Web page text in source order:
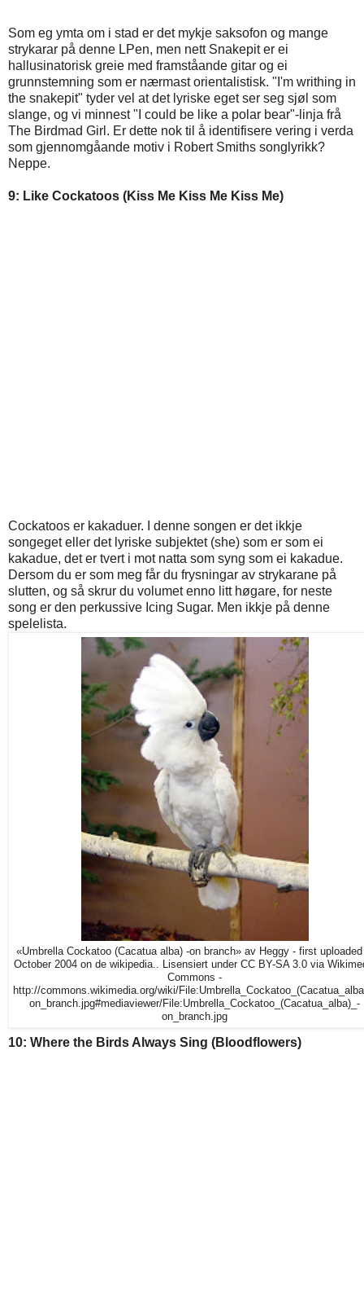
Som eg ymta om i stad er det mykje saksofon og mange
strykarar på denne LPen, men nett Snakepit er ei
hallusinatorisk greie med framståande gitar og ei
grunnstemning som er nærmast orientalistisk. "I'm writhing in
the snakepit" tyder vel at det lyriske eget ser seg sjøl som
slange, og vi minnest "I could be like a polar bear"-linja frå
The Birdmad Girl. Er dette nok til å identifisere vering i verda
som gjennomgåande motiv i Robert Smiths songlyrikk?
Neppe.
9: Like Cockatoos (Kiss Me Kiss Me Kiss Me)
Cockatoos er kakaduer. I denne songen er det ikkje
songeget eller det lyriske subjektet (she) som er som ei
kakadue, det er tvert i mot natta som syng som ei kakadue.
Dersom du er som meg får du frysningar av strykarane på
slutten, og så skrur du volumet enno litt høgare, for neste
song er den perkussive Icing Sugar. Men ikkje på denne
spelelista.
«Umbrella Cockatoo (Cacatua alba) -on branch» av Heggy - first uploaded
October 2004 on de wikipedia.. Lisensiert under CC BY-SA 3.0 via
Commons -
http://commons.wikimedia.org/wiki/
on_branch.jpg#mediaviewer/File:Umbrella_Cockatoo_(Cacatua_alba)_-
on_branch.jpg
10: Where the Birds Always Sing (Bloodflowers)